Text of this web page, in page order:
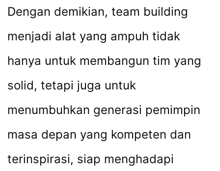
Dengan demikian, team building
menjadi alat yang ampuh tidak
hanya untuk membangun tim yang
solid, tetapi juga untuk
menumbuhkan generasi pemimpin
masa depan yang kompeten dan
terinspirasi, siap menghadapi